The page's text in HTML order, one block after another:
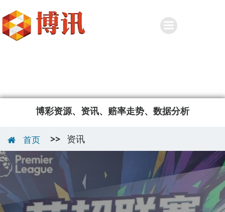
博彩资源、资讯、赔率走势、数据分析
首页 >> 资讯